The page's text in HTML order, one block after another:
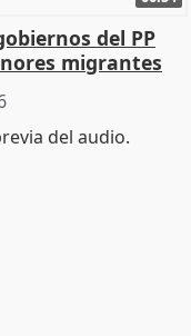
del PP
migrantes